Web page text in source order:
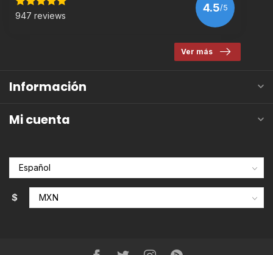
947 reviews
4.5/5
Ver más
Información
Mi cuenta
$